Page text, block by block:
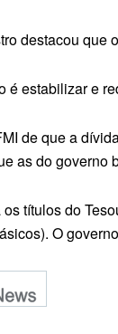
destacou que
é estabilizar e
de que a
as do
títulos do
O